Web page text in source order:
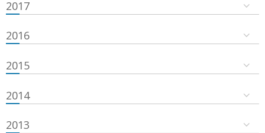
2017
2016
2015
2014
2013